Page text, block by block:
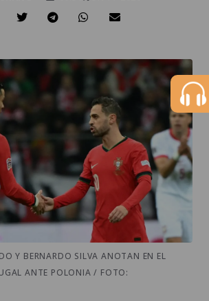
Y BERNARDO SILVA ANOTAN EN EL
ANTE POLONIA / FOTO: